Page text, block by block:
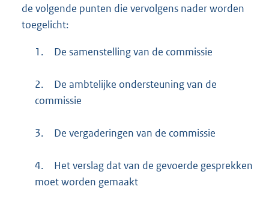
de volgende punten die vervolgens nader worden
toegelicht:
1. De samenstelling van de commissie
2.
De ambtelijke ondersteuning van de
commissie
3. De vergaderingen van de commissie
4.
Het verslag dat van de gevoerde gesprekken
moet worden gemaakt